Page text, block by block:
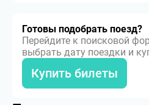
Готовы подобрать поезд?
Перейдите к поисковой
выбрать дату поездки и
Купить билеты